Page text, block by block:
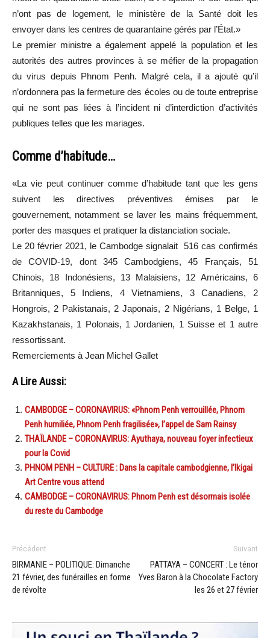
n’ont pas de logement, le ministère de la Santé doit les
envoyer dans les centres de quarantaine gérés par l’État.»
Le premier ministre a également appelé la population et les
autorités des autres provinces à se méfier de la propagation
du virus depuis Phnom Penh. Malgré cela, il a ajouté qu’il
n’ordonnera pas la fermeture des écoles ou de toute entreprise
qui ne sont pas liées à l’incident ni d’interdiction d’activités
publiques telles que les mariages.
Comme d’habitude…
«La vie peut continuer comme d’habitude tant que les gens
suivent les directives préventives émises par le
gouvernement, notamment se laver les mains fréquemment,
porter des masques et pratiquer la distanciation sociale.
Le 20 février 2021, le Cambodge signalait 516 cas confirmés
de COVID-19, dont 345 Cambodgiens, 45 Français, 51
Chinois, 18 Indonésiens, 13 Malaisiens, 12 Américains, 6
Britanniques, 5 Indiens, 4 Vietnamiens, 3 Canadiens, 2
Hongrois, 2 Pakistanais, 2 Japonais, 2 Nigérians, 1 Belge, 1
Kazakhstanais, 1 Polonais, 1 Jordanien, 1 Suisse et 1 autre
ressortissant.
Remerciements à Jean Michel Gallet
A Lire Aussi:
CAMBODGE – CORONAVIRUS: «Phnom Penh verrouillée, Phnom
Penh humiliée, Phnom Penh fragilisée», l’appel de Sam Rainsy
THAÏLANDE – CORONAVIRUS: Ayuthaya, nouveau foyer infectieux
pour la Covid
PHNOM PENH – CULTURE : Dans la capitale cambodgienne, l’Ikigai
Art Centre vous attend
CAMBODGE – CORONAVIRUS: Phnom Penh est désormais isolée
du reste du Cambodge
Précédent
BIRMANIE – POLITIQUE: Dimanche
21 février, des funérailles en forme
de révolte
Suivant
PATTAYA – CONCERT : Le ténor
Yves Baron à la Chocolate Factory
les 26 et 27 février